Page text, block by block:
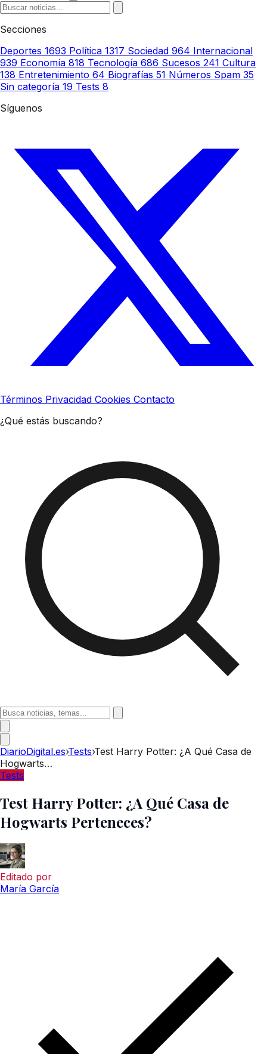
Secciones
Deportes 1693 Política 1317 Sociedad 964 Internacional
939 Economía 818 Tecnología 686 Sucesos 241 Cultura
138 Entretenimiento 64 Biografías 51 Números Spam 35
Sin categoría 19 Tests 8
Síguenos
Términos Privacidad Cookies Contacto
¿Qué estás buscando?
DiarioDigital.es›Tests›Test Harry Potter: ¿A Qué Casa de
Hogwarts…
Tests
Test Harry Potter: ¿A Qué Casa de
Hogwarts Perteneces?
Editado por
María García